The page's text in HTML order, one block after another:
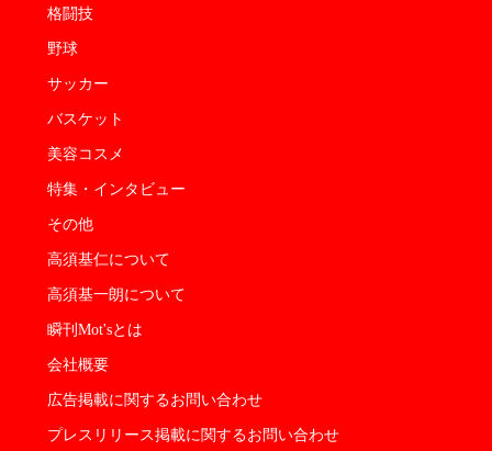
格闘技
野球
サッカー
バスケット
美容コスメ
特集・インタビュー
その他
高須基仁について
高須基一朗について
瞬刊Mot'sとは
会社概要
広告掲載に関するお問い合わせ
プレスリリース掲載に関するお問い合わせ